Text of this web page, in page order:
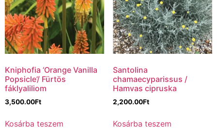
Kniphofia ‘Orange Vanilla
Popsicle’/ Fürtös
fáklyaliliom
3,500.00Ft
Kosárba teszem
Santolina
chamaecyparissus /
Hamvas cipruska
2,200.00Ft
Kosárba teszem